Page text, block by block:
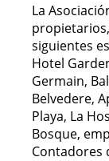
La
siguientes
Hotel
Germain,
Belvedere,
Playa, La
Bosque,
Contadores